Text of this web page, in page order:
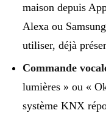
maison depuis
Alexa ou
utiliser, déjà
Commande
lumières » ou «
système KNX